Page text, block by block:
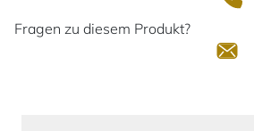
Fragen zu diesem Produkt?